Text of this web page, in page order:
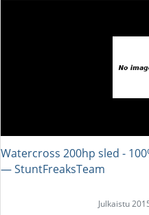
Watercross 200hp sled -
― StuntFreaksTeam
Julkaistu